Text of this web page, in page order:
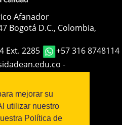
mejorar su
utilizar nuestro
Política de
Afanador
Bogotá D.C., Colombia,
Ext. 2285
+57 316 8748114
-
|